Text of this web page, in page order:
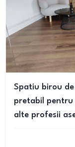
Spatiu birou
pretabil
alte profesii